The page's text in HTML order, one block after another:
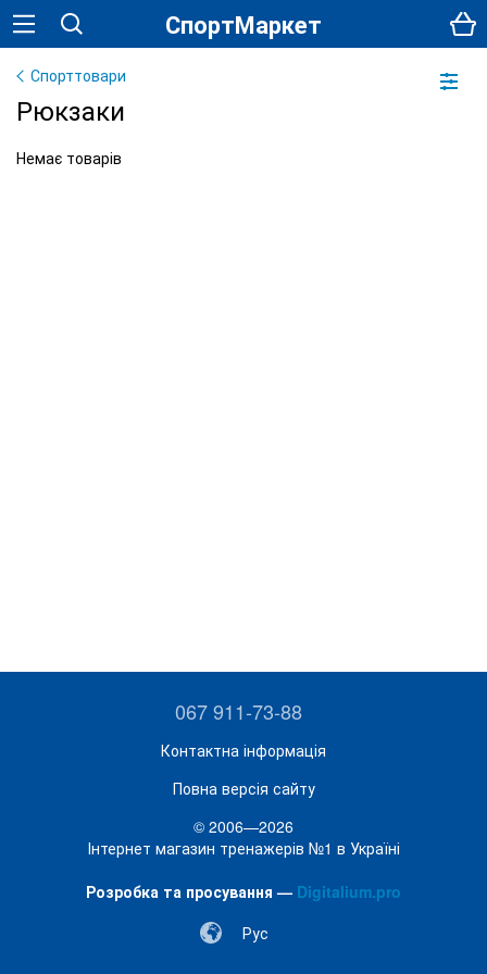
СпортМаркет
Спорттовари
Рюкзаки
Немає товарів
067 911-73-88
Контактна інформація
Повна версія сайту
© 2006—2026
Інтернет магазин тренажерів №1 в Україні
Розробка та просування — Digitalium.pro
Рус